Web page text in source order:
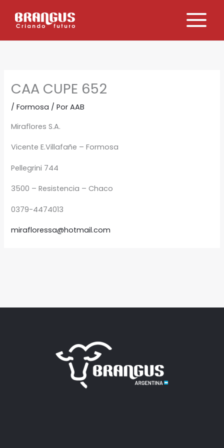
CAA CUPE 652
/Formosa / PorAAB
Miraflores S.A.
Vicente E.Villafañe – Formosa
Pellegrini 744
3500 – Resistencia – Chaco
0379-4474013
mirafloressa@hotmail.com